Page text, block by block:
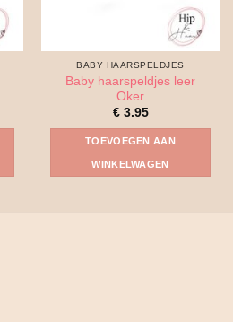
BABY HAARSPELDJES
Baby haarspeldjes leer
Oker
€3.95
TOEVOEGEN AAN
WINKELWAGEN